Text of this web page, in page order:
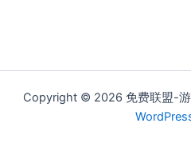
Copyright © 2026 免费联盟-